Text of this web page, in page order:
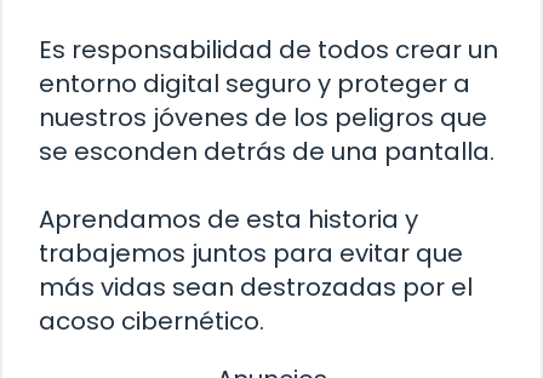
Es responsabilidad de todos crear un
entorno digital seguro y proteger a
nuestros jóvenes de los peligros que
se esconden detrás de una pantalla.
Aprendamos de esta historia y
trabajemos juntos para evitar que
más vidas sean destrozadas por el
acoso cibernético.